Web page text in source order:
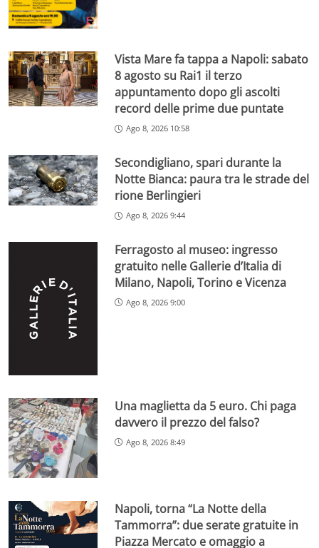
Vista Mare fa tappa a Napoli: sabato
8 agosto su Rai1 il terzo
appuntamento dopo gli ascolti
record delle prime due puntate
Ago 8, 2026 10:58
Secondigliano, spari durante la
Notte Bianca: paura tra le strade del
rione Berlingieri
Ago 8, 2026 9:44
Ferragosto al museo: ingresso
gratuito nelle Gallerie d’Italia di
Milano, Napoli, Torino e Vicenza
Ago 8, 2026 9:00
Una maglietta da 5 euro. Chi paga
davvero il prezzo del falso?
Ago 8, 2026 8:49
Napoli, torna “La Notte della
Tammorra”: due serate gratuite in
Piazza Mercato e omaggio a